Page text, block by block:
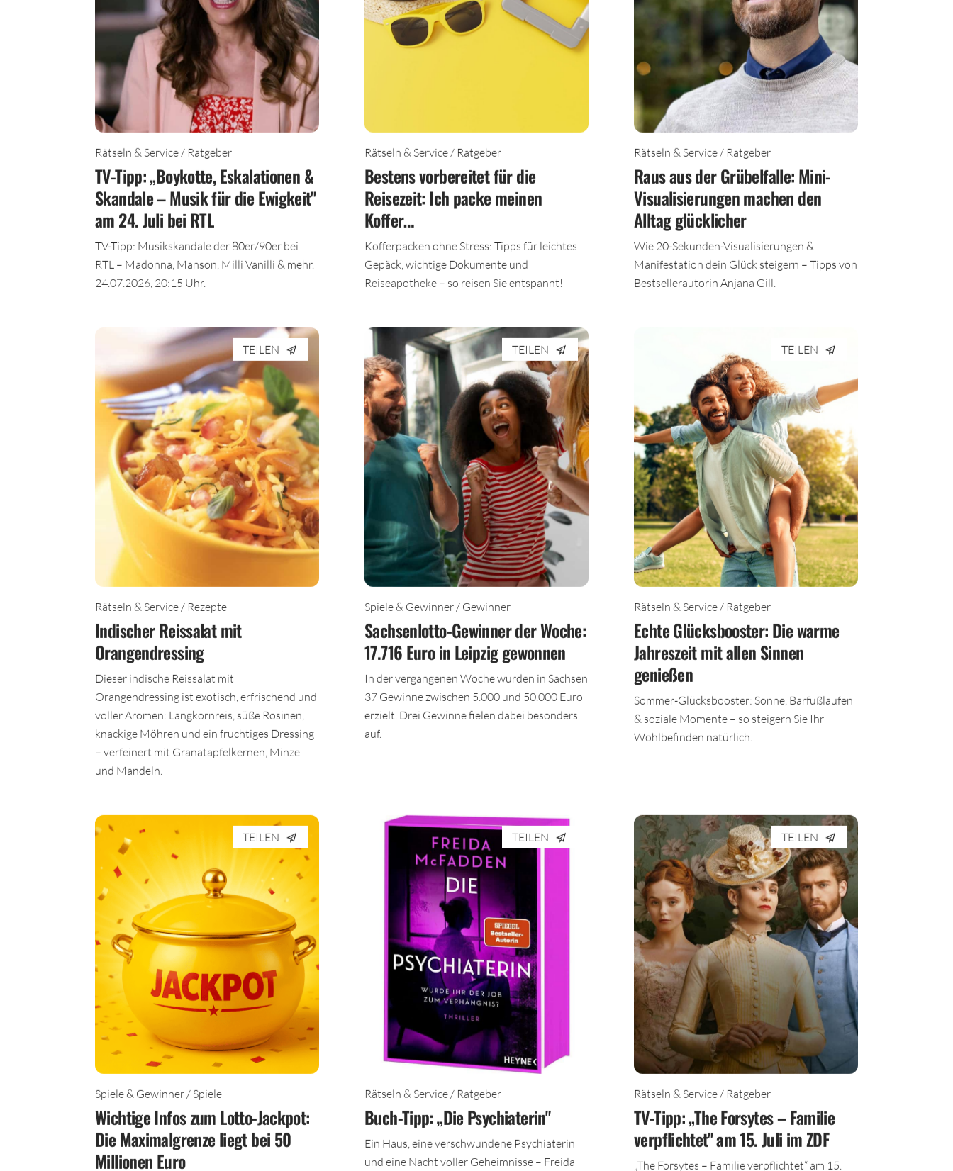
Rätseln & Service / Ratgeber
TV-Tipp: „Boykotte, Eskalationen &
Skandale – Musik für die Ewigkeit"
am 24. Juli bei RTL
TV-Tipp: Musikskandale der 80er/90er bei
RTL – Madonna, Manson, Milli Vanilli & mehr.
24.07.2026, 20:15 Uhr.
Rätseln & Service / Ratgeber
Bestens vorbereitet für die
Reisezeit: Ich packe meinen
Koffer…
Kofferpacken ohne Stress: Tipps für leichtes
Gepäck, wichtige Dokumente und
Reiseapotheke – so reisen Sie entspannt!
Rätseln & Service / Ratgeber
Raus aus der Grübelfalle: Mini-
Visualisierungen machen den
Alltag glücklicher
Wie 20-Sekunden-Visualisierungen &
Manifestation dein Glück steigern – Tipps von
Bestsellerautorin Anjana Gill.
TEILEN
Rätseln & Service / Rezepte
Indischer Reissalat mit
Orangendressing
Dieser indische Reissalat mit
Orangendressing ist exotisch, erfrischend und
voller Aromen: Langkornreis, süße Rosinen,
knackige Möhren und ein fruchtiges Dressing
– verfeinert mit Granatapfelkernen, Minze
und Mandeln.
TEILEN
Spiele & Gewinner / Gewinner
Sachsenlotto-Gewinner der Woche:
17.716 Euro in Leipzig gewonnen
In der vergangenen Woche wurden in Sachsen
37 Gewinne zwischen 5.000 und 50.000 Euro
erzielt. Drei Gewinne fielen dabei besonders
auf.
TEILEN
Rätseln & Service / Ratgeber
Echte Glücksbooster: Die warme
Jahreszeit mit allen Sinnen
genießen
Sommer-Glücksbooster: Sonne, Barfußlaufen
& soziale Momente – so steigern Sie Ihr
Wohlbefinden natürlich.
TEILEN
Spiele & Gewinner / Spiele
Wichtige Infos zum Lotto-Jackpot:
Die Maximalgrenze liegt bei 50
TEILEN
Rätseln & Service / Ratgeber
Buch-Tipp: „Die Psychiaterin"
Ein Haus, eine verschwundene Psychiaterin
TEILEN
Rätseln & Service / Ratgeber
TV-Tipp: „The Forsytes – Familie
verpflichtet" am 15. Juli im ZDF